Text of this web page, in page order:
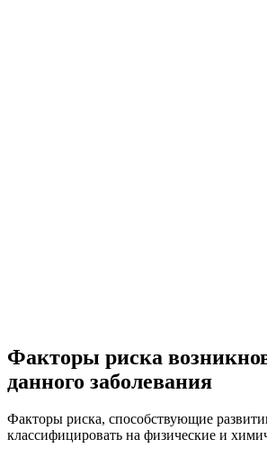
Факторы риска
данного заболевания
Факторы риска, способствующие
классифицировать на физические и